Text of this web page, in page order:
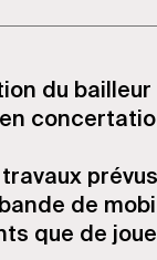
du
de
que de